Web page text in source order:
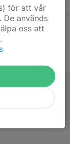
för att vår
används
oss att